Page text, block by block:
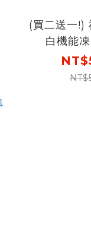
(買二送一!)
白機能
味)180gX6
單再送 超